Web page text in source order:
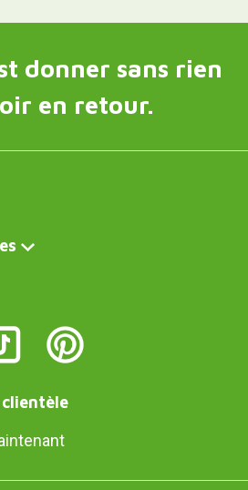
donner sans rien
en retour.